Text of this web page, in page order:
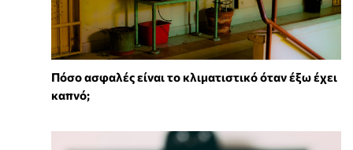
Πόσο ασφαλές είναι το κλιματιστικό όταν έξω έχει
καπνό;